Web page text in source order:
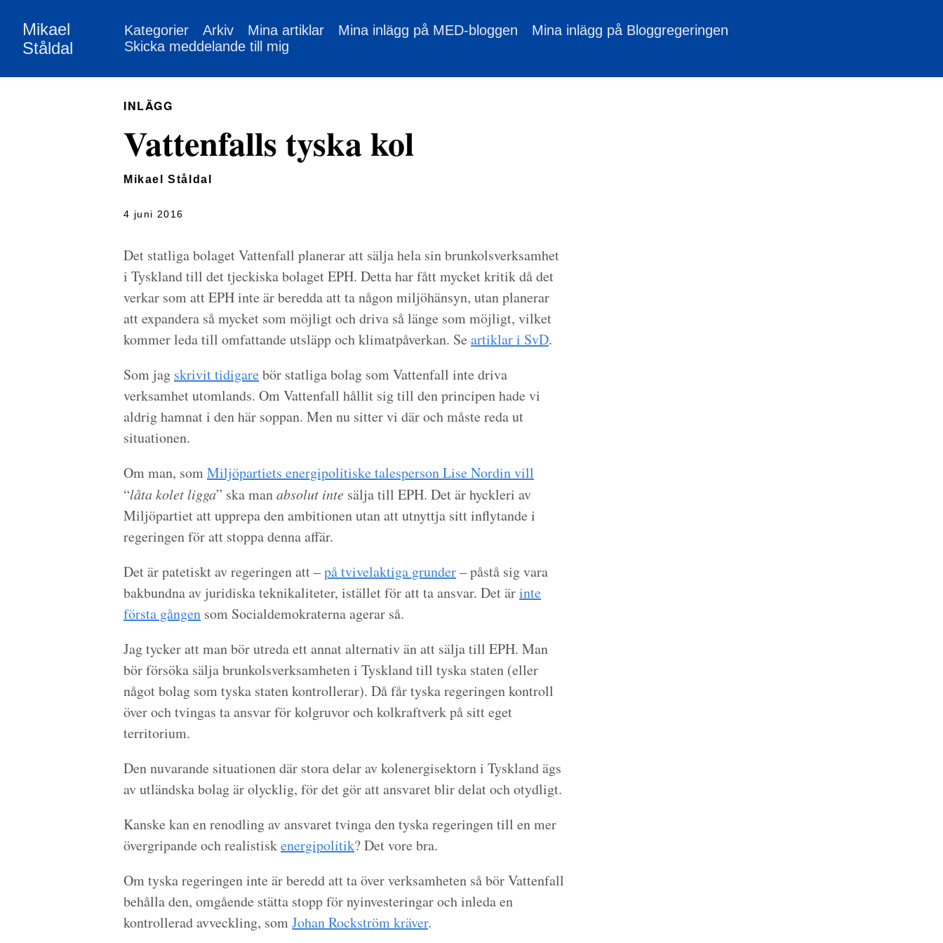
Mikael
Ståldal
Kategorier Arkiv Mina artiklar Mina inlägg på MED-bloggen
Mina inlägg på Bloggregeringen
Skicka meddelande till mig
INLÄGG
Vattenfalls tyska kol
Mikael Ståldal
4 juni 2016
Det statliga bolaget Vattenfall planerar att sälja hela sin brunkolsverksamhet
i Tyskland till det tjeckiska bolaget EPH. Detta har fått mycket kritik då det
verkar som att EPH inte är beredda att ta någon miljöhänsyn, utan planerar
att expandera så mycket som möjligt och driva så länge som möjligt, vilket
kommer leda till omfattande utsläpp och klimatpåverkan. Se artiklar i SvD.
Som jag skrivit tidigarebör statliga bolag som Vattenfall inte driva
verksamhet utomlands. Om Vattenfall hållit sig till den principen hade vi
aldrig hamnat i den här soppan. Men nu sitter vi där och måste reda ut
situationen.
Om man, somMiljöpartiets energipolitiske talesperson Lise Nordin vill
“låta kolet ligga” ska manabsolut inte sälja till EPH. Det är hyckleri av
Miljöpartiet att upprepa den ambitionen utan att utnyttja sitt inflytande i
regeringen för att stoppa denna affär.
Det är patetiskt av regeringen att –på tvivelaktiga grunder– påstå sig vara
bakbundna av juridiska teknikaliteter, istället för att ta ansvar. Det ärinte
första gången som Socialdemokraterna agerar så.
Jag tycker att man bör utreda ett annat alternativ än att sälja till EPH. Man
bör försöka sälja brunkolsverksamheten i Tyskland till tyska staten (eller
något bolag som tyska staten kontrollerar). Då får tyska regeringen kontroll
över och tvingas ta ansvar för kolgruvor och kolkraftverk på sitt eget
territorium.
Den nuvarande situationen där stora delar av kolenergisektorn i Tyskland ägs
av utländska bolag är olycklig, för det gör att ansvaret blir delat och otydligt.
Kanske kan en renodling av ansvaret tvinga den tyska regeringen till en mer
övergripande och realistiskenergipolitik? Det vore bra.
Om tyska regeringen inte är beredd att ta över verksamheten så bör Vattenfall
behålla den, omgående stätta stopp för nyinvesteringar och inleda en
kontrollerad avveckling, somJohan Rockström kräver.